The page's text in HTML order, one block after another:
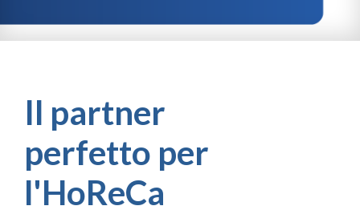
Il partner
perfetto per
l'HoReCa